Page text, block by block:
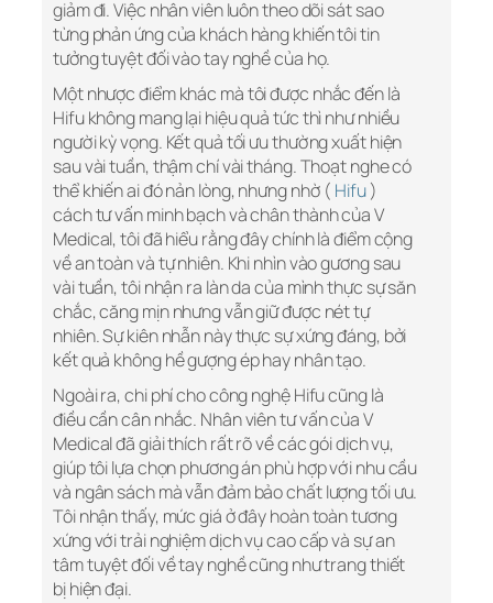
giảm đi. Việc nhân viên luôn theo dõi sát sao
từng phản ứng của khách hàng khiến tôi tin
tưởng tuyệt đối vào tay nghề của họ.
Một nhược điểm khác mà tôi được nhắc đến là
Hifu không mang lại hiệu quả tức thì như nhiều
người kỳ vọng. Kết quả tối ưu thường xuất hiện
sau vài tuần, thậm chí vài tháng. Thoạt nghe có
thể khiến ai đó nản lòng, nhưng nhờ ( Hifu)
cách tư vấn minh bạch và chân thành của V
Medical, tôi đã hiểu rằng đây chính là điểm cộng
về an toàn và tự nhiên. Khi nhìn vào gương sau
vài tuần, tôi nhận ra làn da của mình thực sự săn
chắc, căng mịn nhưng vẫn giữ được nét tự
nhiên. Sự kiên nhẫn này thực sự xứng đáng, bởi
kết quả không hề gượng ép hay nhân tạo.
Ngoài ra, chi phí cho công nghệ Hifu cũng là
điều cần cân nhắc. Nhân viên tư vấn của V
Medical đã giải thích rất rõ về các gói dịch vụ,
giúp tôi lựa chọn phương án phù hợp với nhu cầu
và ngân sách mà vẫn đảm bảo chất lượng tối ưu.
Tôi nhận thấy, mức giá ở đây hoàn toàn tương
xứng với trải nghiệm dịch vụ cao cấp và sự an
tâm tuyệt đối về tay nghề cũng như trang thiết
bị hiện đại.